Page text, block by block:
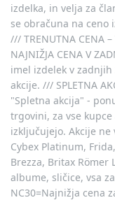
izdelka, in velja za
se obračuna na ceno
/// TRENUTNA CENA
NAJNIŽJA CENA V
imel izdelek v
akcije. /// SPLETNA
"Spletna akcija" -
trgovini, za vse
izključujejo. Akcije
Cybex Platinum,
Brezza, Britax Römer
albume, sličice, vsa
NC30=Najnižja cena